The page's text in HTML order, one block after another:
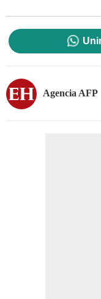
Agencia AFP